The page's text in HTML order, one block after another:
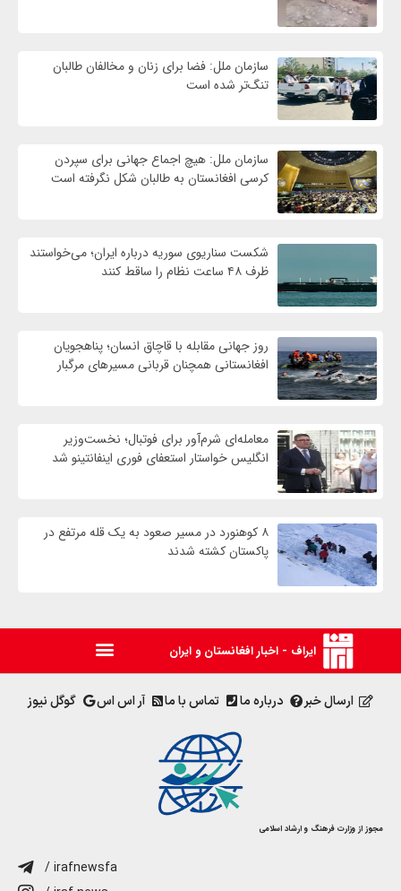
سازمان ملل: فضا برای زنان و مخالفان طالبان
تنگ‌تر شده است
سازمان ملل: هیچ اجماع جهانی برای سپردن
کرسی افغانستان به طالبان شکل نگرفته است
شکست سناریوی سوریه درباره ایران؛ می‌خواستند
ظرف ۴۸ ساعت نظام را ساقط کنند
روز جهانی مقابله با قاچاق انسان؛ پناهجویان
افغانستانی همچنان قربانی مسیرهای مرگبار
معامله‌ای شرم‌آور برای فوتبال؛ نخست‌وزیر
انگلیس خواستار استعفای فوری اینفانتینو شد
۸ کوهنورد در مسیر صعود به یک قله مرتفع در
پاکستان کشته شدند
ایراف - اخبار افغانستان و ایران
ارسال خبر درباره ما تماس با ما آر اس اس گوگل نیوز
مجوز از وزارت فرهنگ و ارشاد اسلامی
/ irafnewsfa